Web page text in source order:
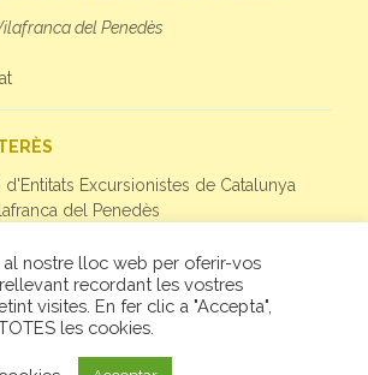
del Penedès
d'Entitats Excursionistes de Catalunya
del Penedès
nostre lloc web per oferir-vos
rellevant recordant les vostres
visites. En fer clic a "Accepta",
les cookies.